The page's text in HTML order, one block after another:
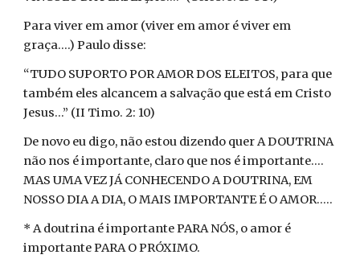
Para viver em amor (viver em amor é viver em
graça....) Paulo disse:
“TUDO SUPORTO POR AMOR DOS ELEITOS, para que
também eles alcancem a salvação que está em Cristo
Jesus...” (II Timo. 2: 10)
De novo eu digo, não estou dizendo quer A DOUTRINA
não nos é importante, claro que nos é importante....
MAS UMA VEZ JÁ CONHECENDO A DOUTRINA, EM
NOSSO DIA A DIA, O MAIS IMPORTANTE É O AMOR.....
* A doutrina é importante PARA NÓS, o amor é
importante PARA O PRÓXIMO.